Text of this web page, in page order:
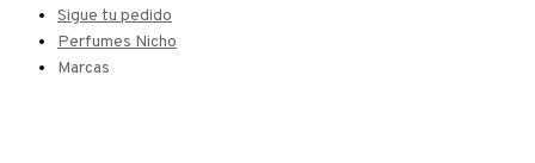
Sigue tu pedido
Perfumes Nicho
Marcas